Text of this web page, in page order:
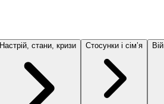
Настрій, стани, кризи Стосунки і сімʼя